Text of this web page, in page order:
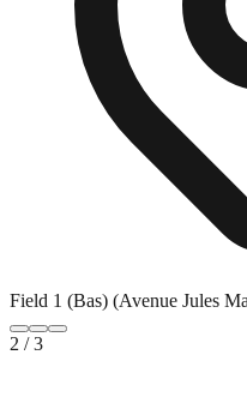
Field 1 (Bas) (Avenue Jules
2 /3